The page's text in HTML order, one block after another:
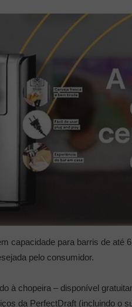
capacidade para barris de até
pelo consumidor.
à chopeira – disponível
da PerfectDraft (incluindo o